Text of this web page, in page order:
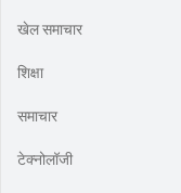
खेल समाचार
शिक्षा
समाचार
टेक्नोलॉजी